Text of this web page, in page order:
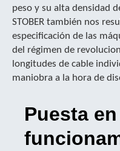
peso y su alta densidad
STOBER también nos
especificación de las
del régimen de
longitudes de cable
maniobra a la hora de
Puesta en